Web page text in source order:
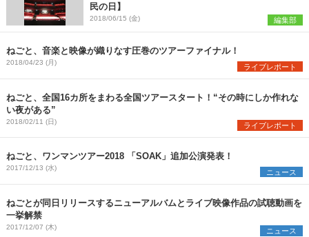
民の日】
2018/06/15 (金) 編集部
ねごと、音楽と映像が織りなす圧巻のツアーファイナル！
2018/04/23 (月) ライブレポート
ねごと、全国16カ所をまわる全国ツアースタート！“その時にしか作れな
い夜がある”
2018/02/11 (日) ライブレポート
ねごと、ワンマンツアー2018 「SOAK」追加公演発表！
2017/12/13 (水) ニュース
ねごとが同日リリースするニューアルバムとライブ映像作品の試聴動画を
一挙解禁
2017/12/07 (木) ニュース